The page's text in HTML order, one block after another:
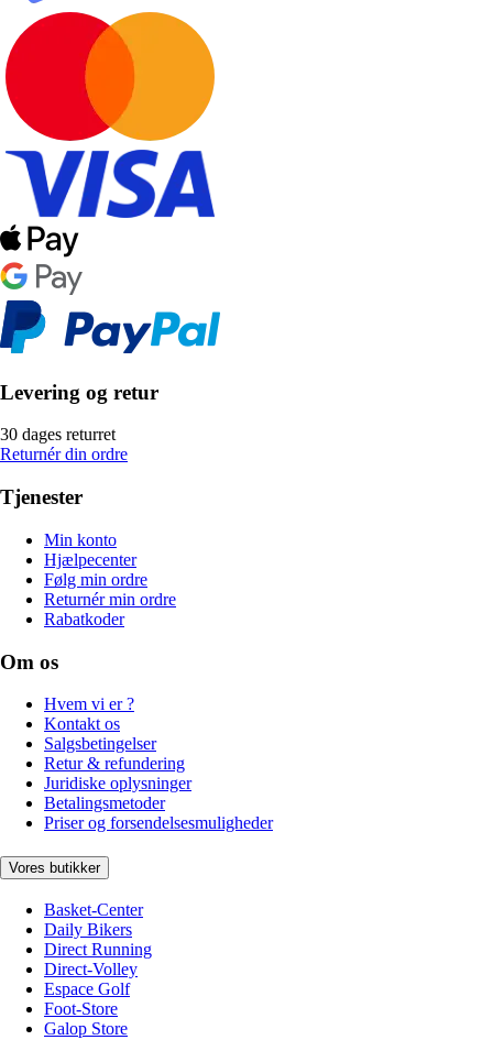
Levering og retur
30 dages returret
Returnér din ordre
Tjenester
Min konto
Hjælpecenter
Følg min ordre
Returnér min ordre
Rabatkoder
Om os
Hvem vi er ?
Kontakt os
Salgsbetingelser
Retur & refundering
Juridiske oplysninger
Betalingsmetoder
Priser og forsendelsesmuligheder
Vores butikker
Basket-Center
Daily Bikers
Direct Running
Direct-Volley
Espace Golf
Foot-Store
Galop Store